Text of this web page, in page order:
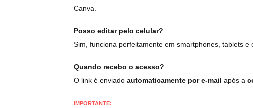
Canva.
Posso editar pelo celular?
Sim, funciona perfeitamente em smartphones, tablets e
Quando recebo o acesso?
O link é enviado automaticamente por e-mail após a
IMPORTANTE: